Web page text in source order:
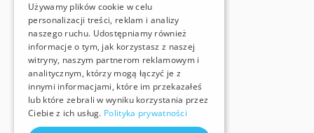
Używamy plików cookie w celu
personalizacji treści, reklam i analizy
naszego ruchu. Udostępniamy również
informacje o tym, jak korzystasz z naszej
witryny, naszym partnerom reklamowym i
analitycznym, którzy mogą łączyć je z
innymi informacjami, które im przekazałeś
lub które zebrali w wyniku korzystania przez
Ciebie z ich usług. Polityka prywatności